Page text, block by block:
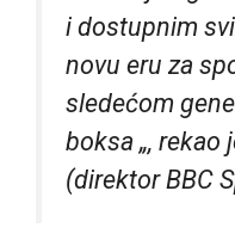
i dostupnim
novu eru za
sledećom
boksa „, rekao
(direktor BBC